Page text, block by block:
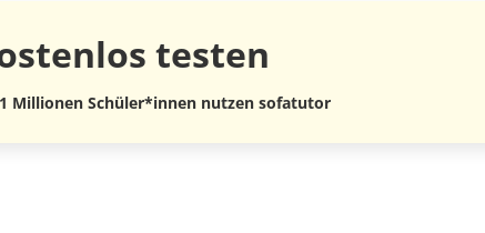
testen
Millionen Schüler*innen nutzen sofatutor